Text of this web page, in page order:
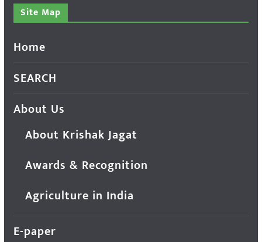
Site Map
Home
SEARCH
About Us
About Krishak Jagat
Awards & Recognition
Agriculture in India
E-paper